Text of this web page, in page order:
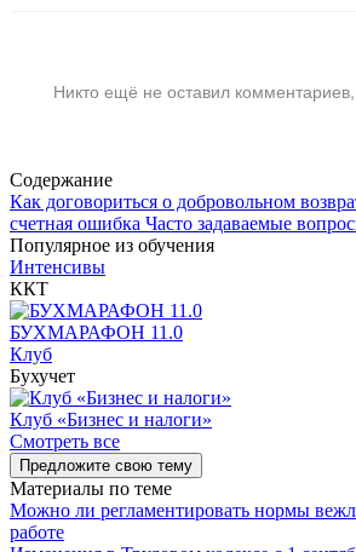
Никто ещё не оставил
Содержание
Как договориться о добровольном
счетная ошибка Часто задаваемые
Популярное из обучения
Интенсивы
ККТ
БУХМАРАФОН 11.0
Клуб
Бухучет
Клуб «Бизнес и налоги»
Смотреть все
Предложите свою тему
Материалы по теме
Можно ли регламентировать нормы
работе